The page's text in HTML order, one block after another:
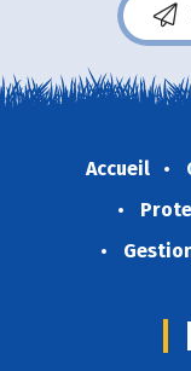
Accueil